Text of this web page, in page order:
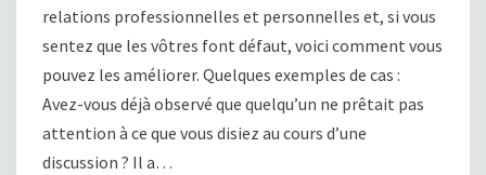
relations professionnelles et personnelles et, si vous
sentez que les vôtres font défaut, voici comment vous
pouvez les améliorer. Quelques exemples de cas :
Avez-vous déjà observé que quelqu’un ne prêtait pas
attention à ce que vous disiez au cours d’une
discussion ? Il a…